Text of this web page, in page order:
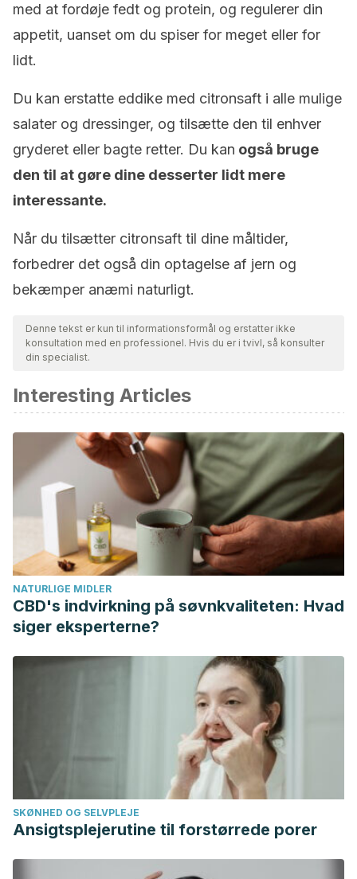
med at fordøje fedt og protein, og regulerer din
appetit, uanset om du spiser for meget eller for
lidt.
Du kan erstatte eddike med citronsaft i alle mulige
salater og dressinger, og tilsætte den til enhver
gryderet eller bagte retter. Du kan også bruge
den til at gøre dine desserter lidt mere
interessante.
Når du tilsætter citronsaft til dine måltider,
forbedrer det også din optagelse af jern og
bekæmper anæmi naturligt.
Denne tekst er kun til informationsformål og erstatter ikke
konsultation med en professionel. Hvis du er i tvivl, så konsulter
din specialist.
Interesting Articles
NATURLIGE MIDLER
CBD's indvirkning på søvnkvaliteten: Hvad
siger eksperterne?
SKØNHED OG SELVPLEJE
Ansigtsplejerutine til forstørrede porer